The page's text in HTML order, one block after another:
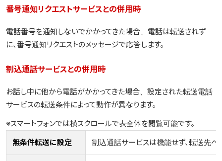
番号通知リクエストサービスとの併用時
電話番号を通知しないでかかってきた場合、電話は転送されず
に、番号通知リクエストのメッセージで応答します。
割込通話サービスとの併用時
お話し中に他から電話がかかってきた場合、設定された転送電話
サービスの転送条件によって動作が異なります。
※スマートフォンでは横スクロールで表全体を閲覧可能です。
無条件転送に設定 割込通話サービスは機能せず、転送先へ